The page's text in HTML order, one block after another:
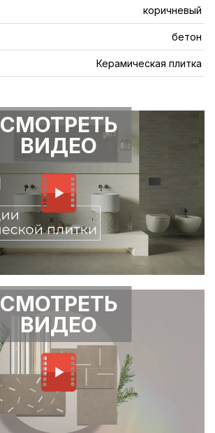
коричневый
бетон
Керамическая плитка
СМОТРЕТЬ
ВИДЕО
СМОТРЕТЬ
ВИДЕО